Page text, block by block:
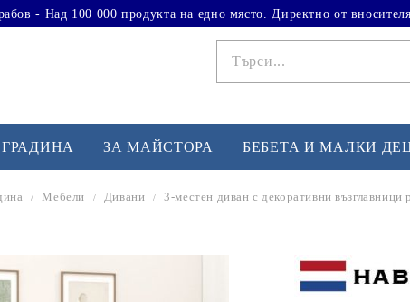
- Над 100 000 продукта на едно място. Директно от
Вдигане на тежести
ЗА МАЙСТОРА БЕБЕТА И МАЛКИ
Мебели Дивани 3-местен диван с декоративни възглавници